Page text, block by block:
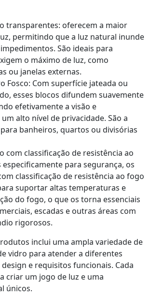
transparentes: oferecem a maior
permitindo que a luz natural inunde
São ideais para
o máximo de luz, como
ou janelas externas.
Fosco: Com superfície jateada ou
esses blocos difundem suavemente
efetivamente a visão e
alto nível de privacidade. São a
banheiros, quartos ou divisórias
com classificação de resistência ao
para segurança, os
classificação de resistência ao fogo
suportar altas temperaturas e
do fogo, o que os torna essenciais
escadas e outras áreas com
rigorosos.
inclui uma ampla variedade de
vidro para atender a diferentes
e requisitos funcionais. Cada
criar um jogo de luz e uma
únicos.